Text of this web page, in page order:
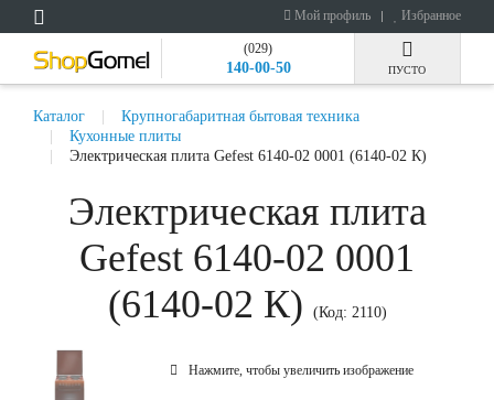
Мой профиль Избранное
(029)
140-00-50 ПУСТО
Каталог
Крупногабаритная бытовая техника
Кухонные плиты
Электрическая плита Gefest 6140-02 0001 (6140-02 К)
Электрическая плита
Gefest 6140-02 0001
(6140-02 К)
(Код: 2110)
Нажмите, чтобы увеличить изображение